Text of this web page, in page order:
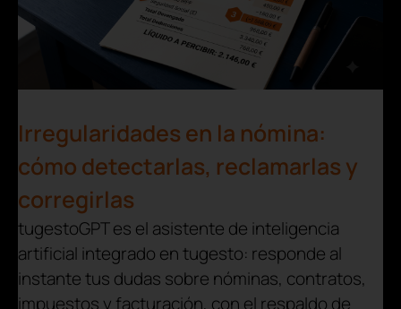
Irregularidades en la nómina:
cómo detectarlas, reclamarlas y
corregirlas
tugestoGPT es el asistente de inteligencia
artificial integrado en tugesto: responde al
instante tus dudas sobre nóminas, contratos,
impuestos y facturación, con el respaldo de